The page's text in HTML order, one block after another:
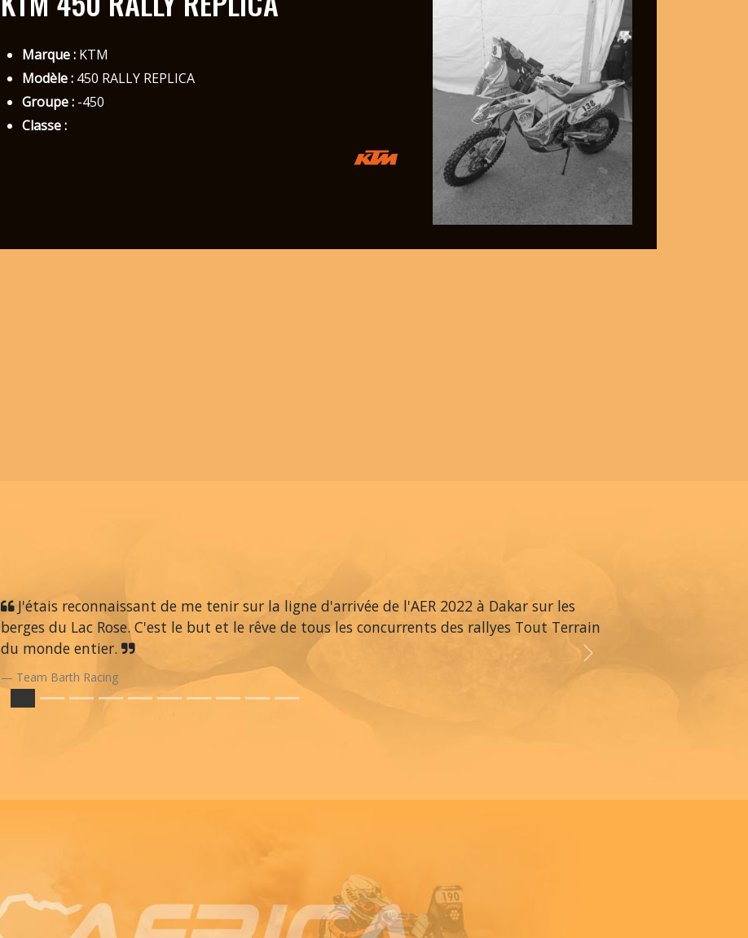
Marque :KTM
Modèle :450 RALLY REPLICA
Groupe :-450
Classe :
J'étais reconnaissant de me tenir sur la ligne d'arrivée de l'AER 2022 à Dakar sur les
berges du Lac Rose. C'est le but et le rêve de tous les concurrents des rallyes Tout Terrain
du monde entier.
Team Barth Racing
Next